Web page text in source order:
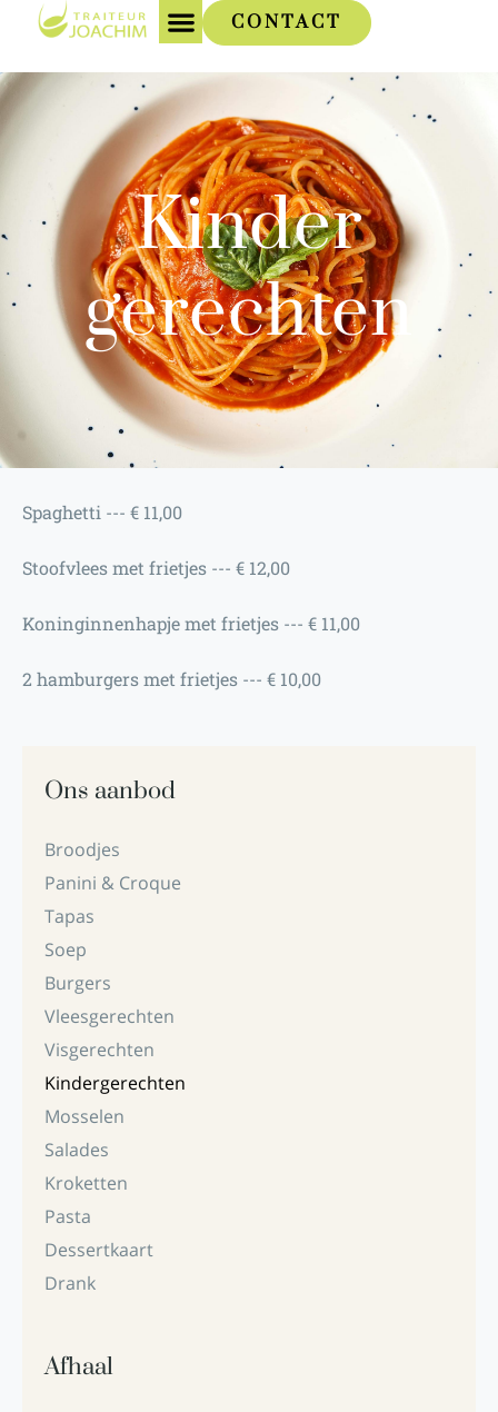
CONTACT
Kinder
gerechten
Ons aanbod
Broodjes
Panini & Croque
Tapas
Soep
Burgers
Vleesgerechten
Visgerechten
Kindergerechten
Mosselen
Salades
Kroketten
Pasta
Dessertkaart
Drank
Afhaal
Spaghetti --- € 11,00
Stoofvlees met frietjes --- € 12,00
Koninginnenhapje met frietjes --- € 11,00
2 hamburgers met frietjes --- € 10,00